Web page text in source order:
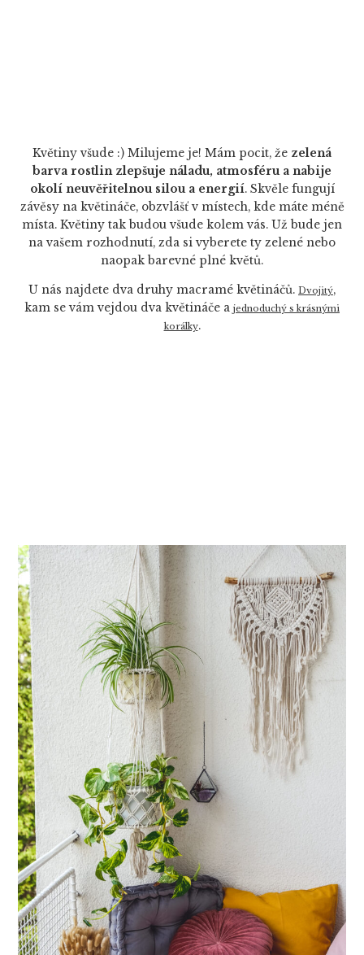
Květiny všude :) Milujeme je! Mám pocit, že zelená
barva rostlin zlepšuje náladu, atmosféru a nabije
okolí neuvěřitelnou silou a energií. Skvěle fungují
závěsy na květináče, obzvlášť v místech, kde máte méně
místa. Květiny tak budou všude kolem vás. Už bude jen
na vašem rozhodnutí, zda si vyberete ty zelené nebo
naopak barevné plné květů.
U nás najdete dva druhy macramé květináčů. Dvojitý,
kam se vám vejdou dva květináče a jednoduchý s krásnými
korálky.